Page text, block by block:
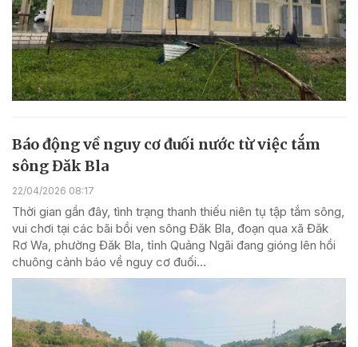
Báo động về nguy cơ đuối nước từ việc tắm
sông Đăk Bla
22/04/2026 08:17
Thời gian gần đây, tình trạng thanh thiếu niên tụ tập tắm sông,
vui chơi tại các bãi bồi ven sông Đăk Bla, đoạn qua xã Đăk
Rơ Wa, phường Đăk Bla, tỉnh Quảng Ngãi đang gióng lên hồi
chuông cảnh báo về nguy cơ đuối...